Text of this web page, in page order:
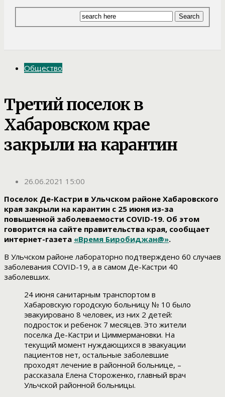
Общество
Третий поселок в
Хабаровском крае
закрыли на карантин
26.06.2021 15:00
Поселок Де-Кастри в Ульчском районе Хабаровского
края закрыли на карантин с 25 июня из-за
повышенной заболеваемости COVID-19. Об этом
говорится на сайте правительства края, сообщает
интернет-газета «Время Биробиджан@».
В Ульчском районе лабораторно подтверждено 60 случаев
заболевания COVID-19, а в самом Де-Кастри 40
заболевших.
24 июня санитарным транспортом в
Хабаровскую городскую больницу № 10 было
эвакуировано 8 человек, из них 2 детей:
подросток и ребенок 7 месяцев. Это жители
поселка Де-Кастри и Циммермановки. На
текущий момент нуждающихся в эвакуации
пациентов нет, остальные заболевшие
проходят лечение в районной больнице, –
рассказала Елена Стороженко, главный врач
Ульчской районной больницы.